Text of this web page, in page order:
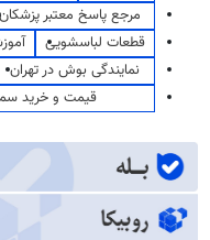
مرجع پاسخ معتبر
قطعات لباسشویی
نمایندگی بوش در تهران
قیمت و خرید